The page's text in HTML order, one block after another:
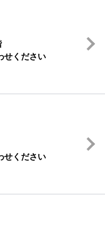
せください
せください